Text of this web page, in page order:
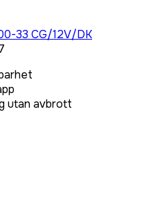
33 CG/12V/DK
utan avbrott